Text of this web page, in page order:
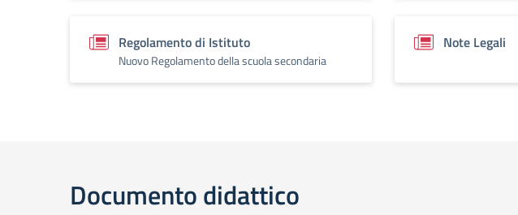
Regolamento di Istituto
Nuovo Regolamento della scuola secondaria
Note Legali
Documento didattico